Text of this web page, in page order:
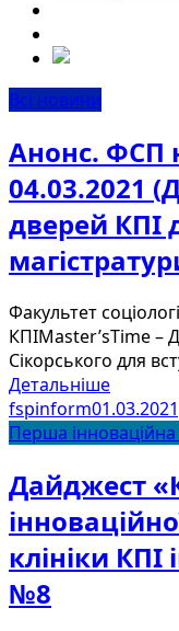
Всі новини
Анонс. ФСП
04.03.2021
дверей КПІ
Факультет
КПІMaster’sTime –
Сікорського для
Детальніше
fspinform
Перша
Дайджест
клініки КПІ
№8